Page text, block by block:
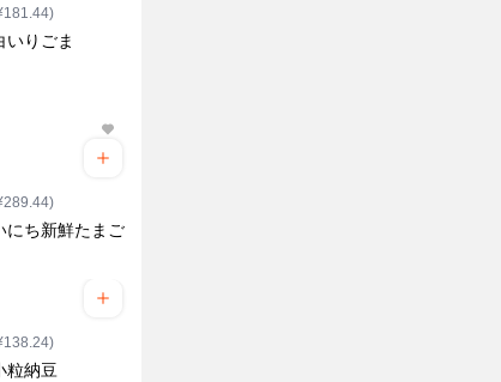
いりごま
にち新鮮たまご
粒納豆